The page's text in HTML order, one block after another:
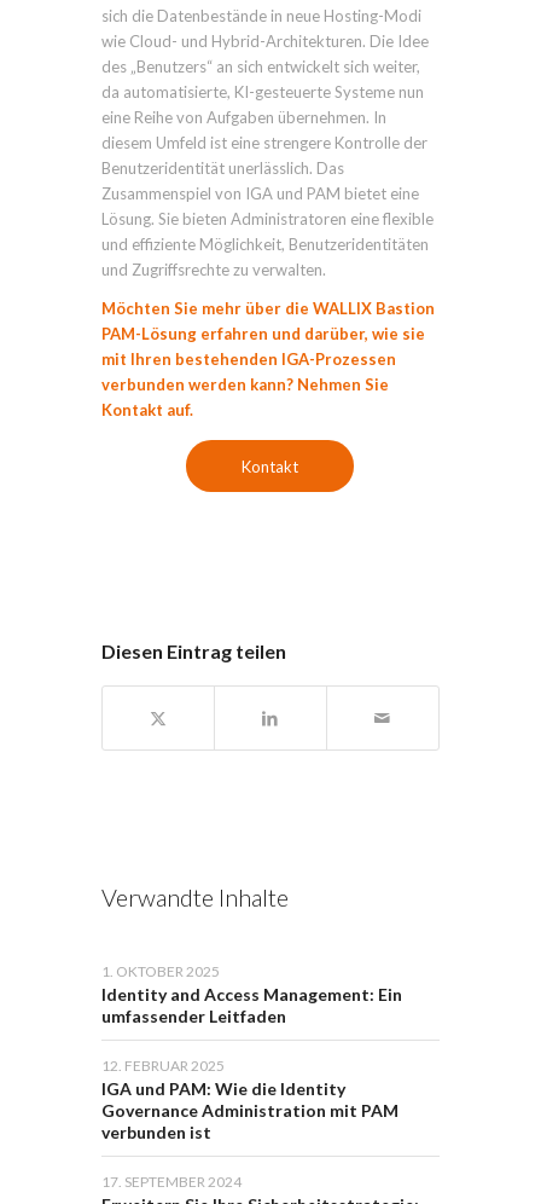
sich die Datenbestände in neue Hosting-Modi
wie Cloud- und Hybrid-Architekturen. Die Idee
des „Benutzers“ an sich entwickelt sich weiter,
da automatisierte, KI-gesteuerte Systeme nun
eine Reihe von Aufgaben übernehmen. In
diesem Umfeld ist eine strengere Kontrolle der
Benutzeridentität unerlässlich. Das
Zusammenspiel von IGA und PAM bietet eine
Lösung. Sie bieten Administratoren eine flexible
und effiziente Möglichkeit, Benutzeridentitäten
und Zugriffsrechte zu verwalten.
Möchten Sie mehr über die WALLIX Bastion
PAM-Lösung erfahren und darüber, wie sie
mit Ihren bestehenden IGA-Prozessen
verbunden werden kann? Nehmen Sie
Kontakt auf.
Kontakt
Diesen Eintrag teilen
Verwandte Inhalte
1. OKTOBER 2025
Identity and Access Management: Ein
umfassender Leitfaden
12. FEBRUAR 2025
IGA und PAM: Wie die Identity
Governance Administration mit PAM
verbunden ist
17. SEPTEMBER 2024